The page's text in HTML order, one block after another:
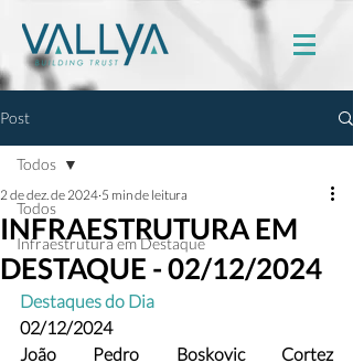
Post
Todos
Infraestrutura em Destaque
Todos
INFRAESTRUTURA EM
DESTAQUE - 02/12/2024
2 de dez. de 2024 5 min de leitura
Destaques do Dia
02/12/2024
João Pedro Boskovic Cortez